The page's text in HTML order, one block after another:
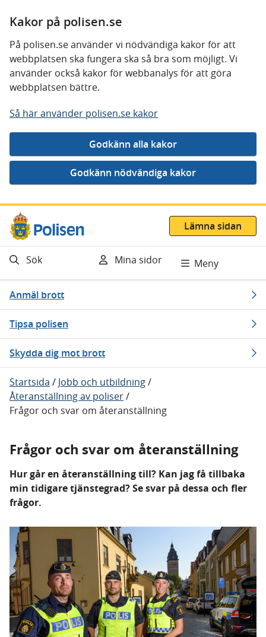
Kakor på polisen.se
På polisen.se använder vi nödvändiga kakor för att
webbplatsen ska fungera ska så bra som möjligt. Vi
använder också kakor för webbanalys för att göra
webbplatsen bättre.
Så här använder polisen.se kakor
Gå direkt till innehåll
Lämna sidan
Sök Mina sidor Meny
Anmäl brott
Tipsa polisen
Skydda dig mot brott
Startsida / Jobb och utbildning/
Återanställning av poliser/
Frågor och svar om återanställning
Frågor och svar om återanställning
Hur går en återanställning till? Kan jag få tillbaka
min tidigare tjänstegrad? Se svar på dessa och fler
frågor.